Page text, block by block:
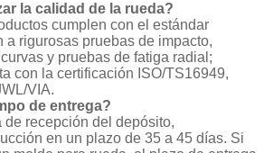
la calidad de la rueda?
cumplen con el estándar
a rigurosas pruebas de impacto,
y pruebas de fatiga radial;
con la certificación ISO/TS16949,
VIA.
de entrega?
de recepción del depósito,
en un plazo de 35 a 45 días. Si